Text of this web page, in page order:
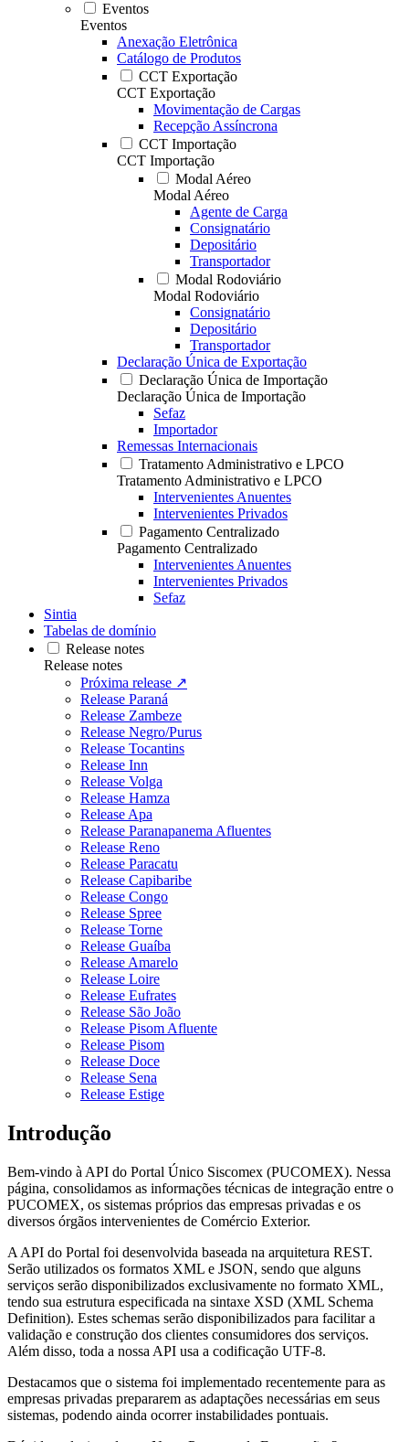
Eventos
Eventos
Anexação Eletrônica
Catálogo de Produtos
CCT Exportação
CCT Exportação
Movimentação de Cargas
Recepção Assíncrona
CCT Importação
CCT Importação
Modal Aéreo
Modal Aéreo
Agente de Carga
Consignatário
Depositário
Transportador
Modal Rodoviário
Modal Rodoviário
Consignatário
Depositário
Transportador
Declaração Única de Exportação
Declaração Única de Importação
Declaração Única de Importação
Sefaz
Importador
Remessas Internacionais
Tratamento Administrativo e LPCO
Tratamento Administrativo e LPCO
Intervenientes Anuentes
Intervenientes Privados
Pagamento Centralizado
Pagamento Centralizado
Intervenientes Anuentes
Intervenientes Privados
Sefaz
Sintia
Tabelas de domínio
Release notes
Release notes
Próxima release ↗
Release Paraná
Release Zambeze
Release Negro/Purus
Release Tocantins
Release Inn
Release Volga
Release Hamza
Release Apa
Release Paranapanema Afluentes
Release Reno
Release Paracatu
Release Capibaribe
Release Congo
Release Spree
Release Torne
Release Guaíba
Release Amarelo
Release Loire
Release Eufrates
Release São João
Release Pisom Afluente
Release Pisom
Release Doce
Release Sena
Release Estige
Introdução
Bem-vindo à API do Portal Único Siscomex (PUCOMEX). Nessa
página, consolidamos as informações técnicas de integração entre o
PUCOMEX, os sistemas próprios das empresas privadas e os
diversos órgãos intervenientes de Comércio Exterior.
A API do Portal foi desenvolvida baseada na arquitetura REST.
Serão utilizados os formatos XML e JSON, sendo que alguns
serviços serão disponibilizados exclusivamente no formato XML,
tendo sua estrutura especificada na sintaxe XSD (XML Schema
Definition). Estes schemas serão disponibilizados para facilitar a
validação e construção dos clientes consumidores dos serviços.
Além disso, toda a nossa API usa a codificação UTF-8.
Destacamos que o sistema foi implementado recentemente para as
empresas privadas prepararem as adaptações necessárias em seus
sistemas, podendo ainda ocorrer instabilidades pontuais.